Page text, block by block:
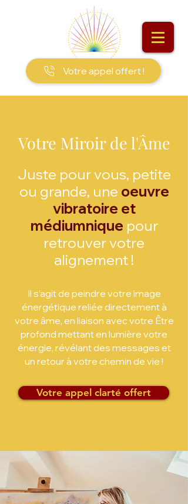
Votre appel offert !
Votre Miroir de l'Âme
Juste pour vous, petite
ou grande, une oeuvre
vibratoire et
médiumnique pour
retrouver votre
alignement !
Il s’agit de peindre votre image
énergétique reliée directement à
votre âme, en liaison avec votre Être
profond mettant en lumière votre
énergie, révélant des messages et
un retour à votre chemin de vie !
Votre appel clarté offert